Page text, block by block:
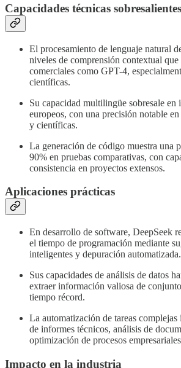
Capacidades técnicas sobresalientes
El procesamiento de lenguaje natural
niveles de comprensión contextual
comerciales como GPT-4,
científicas.
Su capacidad multilingüe sobresale en
europeos, con una precisión notable
y científicas.
La generación de código muestra una
90% en pruebas comparativas, con
consistencia en proyectos extensos.
Aplicaciones prácticas
En desarrollo de software, DeepSeek
el tiempo de programación mediante
inteligentes y depuración automatizada.
Sus capacidades de análisis de datos
extraer información valiosa de
tiempo récord.
La automatización de tareas
de informes técnicos, análisis de
optimización de procesos
Impacto en la industria